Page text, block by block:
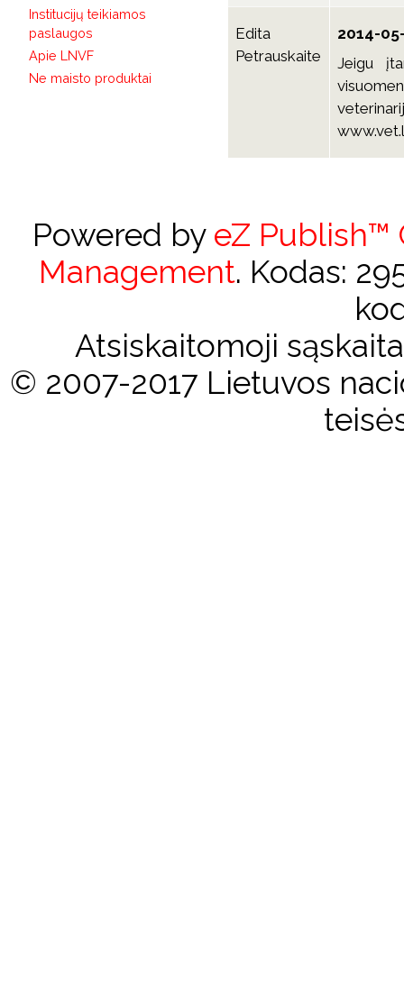
Institucijų teikiamos
paslaugos
Apie LNVF
Ne maisto produktai
Edita
Petrauskaite
2014-
Jeigu
Powered by eZ Publish™
Management. Kodas:
Atsiskaitomoji
© 2007-2017 Lietuvos